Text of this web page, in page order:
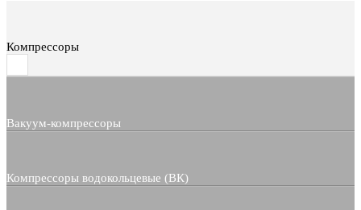
Компрессоры
Вакуум-компрессоры
Компрессоры водокольцевые (ВК)